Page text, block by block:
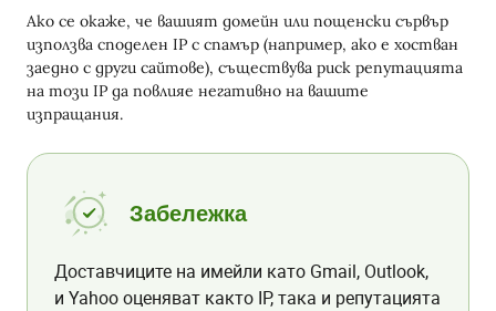
Добавете Линк за Отписване
Следете Черни Списъци с Имейли и IP
10 Най-добри Проверки на Черни Списъци с
Имейли
2. MXToolbox
4. EmailListVerify
Ако се окаже, че вашият домейн или пощенски сървър
използва споделен IP с спамър (например, ако е хостван
заедно с други сайтове), съществува риск репутацията
на този IP да повлияе негативно на вашите
изпращания.
Забележка
Доставчиците на имейли като Gmail, Outlook,
и Yahoo оценяват както IP, така и репутацията